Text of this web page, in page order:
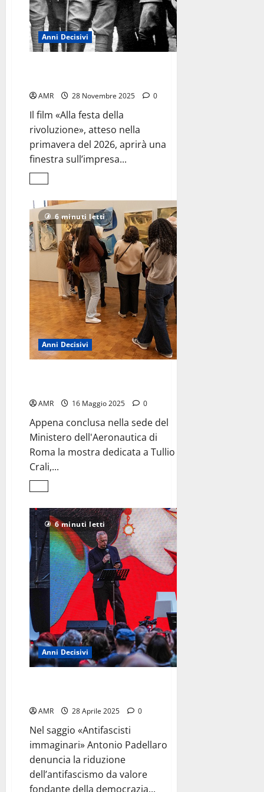
Anni Decisivi
AMR 28 Novembre 2025 0
Il film «Alla festa della
rivoluzione», atteso nella
primavera del 2026, aprirà una
finestra sull’impresa...
Leggi
più
su
Gabriele
D’Annunzio
<br>torna
sul
grande
schermo
6 minuti letti
Anni Decisivi
AMR 16 Maggio 2025 0
Appena conclusa nella sede del
Ministero dell'Aeronautica di
Roma la mostra dedicata a Tullio
Crali,...
Leggi
più
su
Tullio
Crali
<br>l’evoluzione
del
volo
6 minuti letti
Anni Decisivi
AMR 28 Aprile 2025 0
Nel saggio «Antifascisti
immaginari» Antonio Padellaro
denuncia la riduzione
dell’antifascismo da valore
fondante della democrazia...